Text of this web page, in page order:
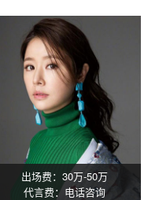
出场费：30万-50万
代言费：电话咨询